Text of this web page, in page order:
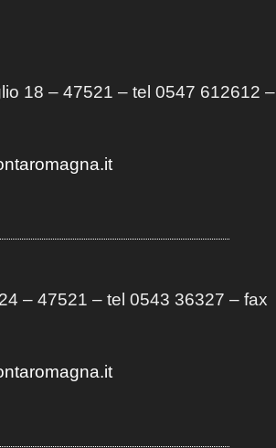
18 – 47521 – tel 0547 612612 –
– 47521 – tel 0543 36327 – fax